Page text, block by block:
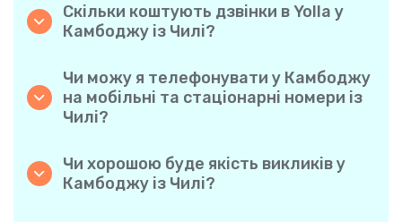
Скільки коштують дзвінки в Yolla у
Камбоджу із Чилі?
ознайомтеся з актуальними тарифами у
застосунку — жодних прихованих комісій,
жодних несподіванок.
Чи можу я телефонувати у Камбоджу
на мобільні та стаціонарні номери із
Чилі?
телефонувати як на мобільні, так і на
стаціонарні телефони у Камбоджу.
Чи хорошою буде якість викликів у
Камбоджу із Чилі?